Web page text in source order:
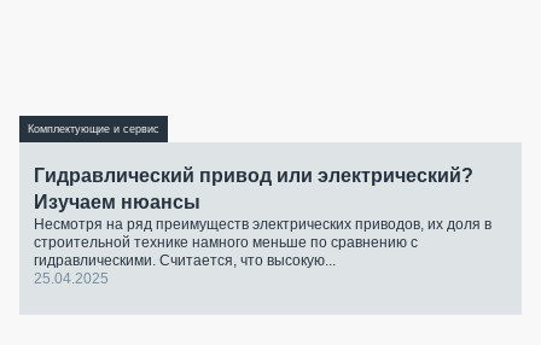
Комплектующие и сервис
Гидравлический привод или электрический?
Изучаем нюансы
Несмотря на ряд преимуществ электрических приводов, их доля в
строительной технике намного меньше по сравнению с
гидравлическими. Считается, что высокую...
25.04.2025